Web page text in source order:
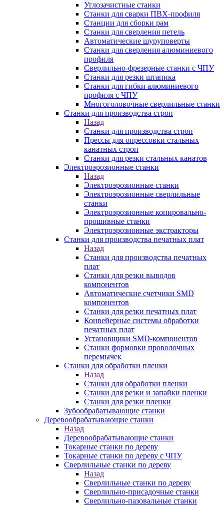
Углозачистные станки
Станки для сварки ПВХ-профиля
Станции для сборки рам
Станки для сверления петель
Автоматические шуруповерты
Станки для сверления алюминиевого
профиля
Сверлильно-фрезерные станки с ЧПУ
Станки для резки штапика
Станки для гибки алюминиевого
профиля с ЧПУ
Многоголовочные сверлильные станки
Станки для производства строп
Назад
Станки для производства строп
Прессы для опрессовки стальных
канатных строп
Станки для резки стальных канатов
Электроэрозионные станки
Назад
Электроэрозионные станки
Электроэрозионные сверлильные
станки
Электроэрозионные копировально-
прошивные станки
Электроэрозионные экстракторы
Станки для производства печатных плат
Назад
Станки для производства печатных
плат
Станки для резки выводов
компонентов
Автоматические счетчики SMD
компонентов
Станки для резки печатных плат
Конвейерные системы обработки
печатных плат
Установщики SMD-компонентов
Станки формовки проволочных
перемычек
Станки для обработки пленки
Назад
Станки для обработки пленки
Станки для резки и запайки пленки
Станки для резки пленки
Зубообрабатывающие станки
Деревообрабатывающие станки
Назад
Деревообрабатывающие станки
Токарные станки по дереву
Токарные станки по дереву с ЧПУ
Сверлильные станки по дереву
Назад
Сверлильные станки по дереву
Сверлильно-присадочные станки
Сверлильно-пазовальные станки